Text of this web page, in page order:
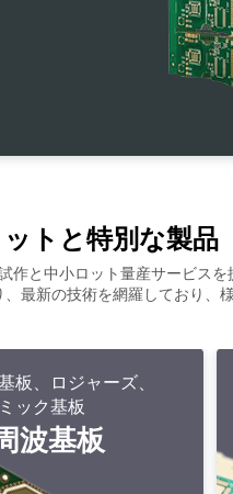
トと特別な製品
作と中小ロット量産サービスを
最新の技術を網羅しており、
板、ロジャーズ、
ック基板
波基板